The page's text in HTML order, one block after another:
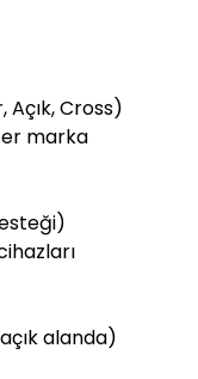
Cross)
marka
alanda)